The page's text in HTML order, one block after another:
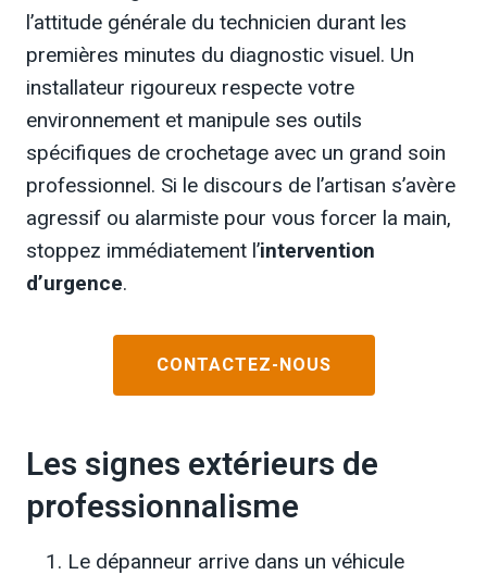
l’attitude générale du technicien durant les
premières minutes du diagnostic visuel. Un
installateur rigoureux respecte votre
environnement et manipule ses outils
spécifiques de crochetage avec un grand soin
professionnel. Si le discours de l’artisan s’avère
agressif ou alarmiste pour vous forcer la main,
stoppez immédiatement l’intervention
d’urgence.
CONTACTEZ-NOUS
Les signes extérieurs de
professionnalisme
Le dépanneur arrive dans un véhicule